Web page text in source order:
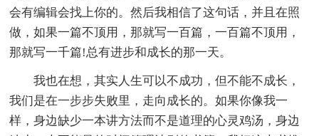
会有编辑会找上你的。然后我相信了这句话，并且在照
做，如果一篇不顶用，那就写一百篇，一百篇不顶用，
那就写一千篇!总有进步和成长的那一天。
我也在想，其实人生可以不成功，但不能不成长，
我们是在一步步失败里，走向成长的。如果你像我一
样，身边缺少一本讲方法而不是道理的心灵鸡汤，身边